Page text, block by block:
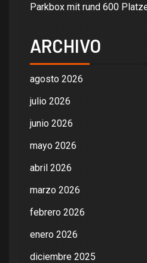
Parkbox mit rund 600
ARCHIVO
agosto 2026
julio 2026
junio 2026
mayo 2026
abril 2026
marzo 2026
febrero 2026
enero 2026
diciembre 2025